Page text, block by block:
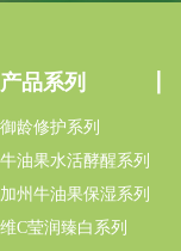
产品系列
御龄修护系列
牛油果水活酵醒系列
加州牛油果保湿系列
维C莹润臻白系列